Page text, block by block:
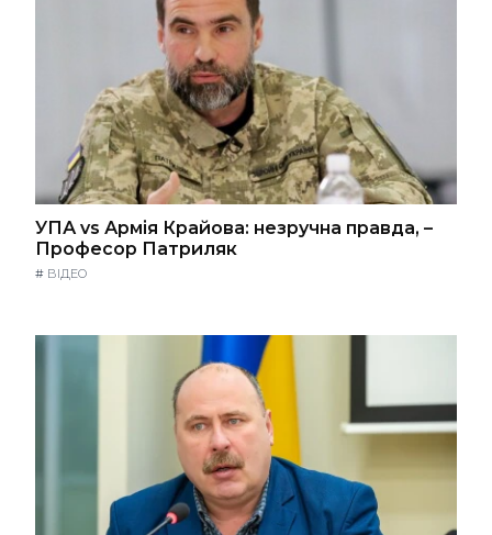
УПА vs Армія Крайова: незручна правда, –
Професор Патриляк
# ВІДЕО